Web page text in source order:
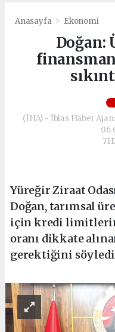
Anasayfa Ekonomi
(İHA) - İhlas Haber
Yüreğir Ziraat
Doğan, tarımsal
için kredi
oranı dikkate
gerektiğini